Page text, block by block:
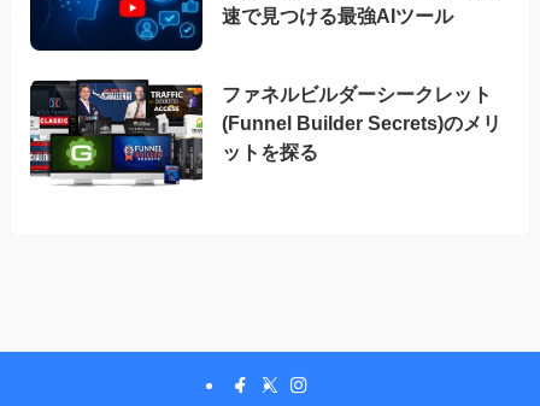
速で見つける最強AIツール
ファネルビルダーシークレット
(Funnel Builder Secrets)のメリ
ットを探る